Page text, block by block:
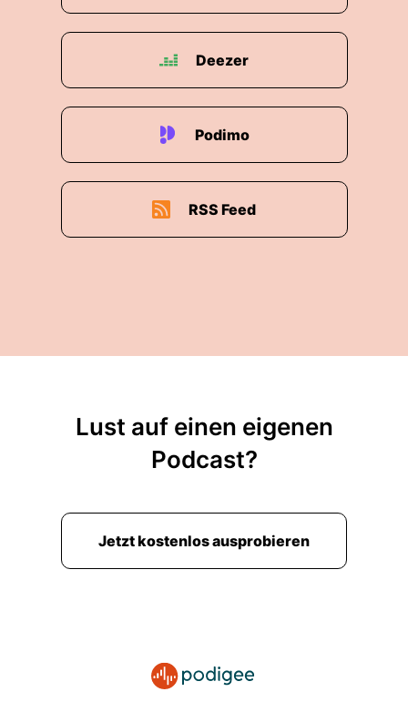
Deezer
Podimo
RSS Feed
Lust auf einen eigenen
Podcast?
Jetzt kostenlos ausprobieren